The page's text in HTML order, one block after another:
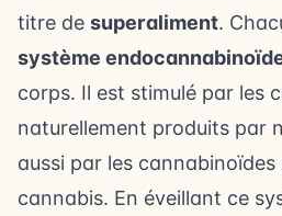
titre de superaliment.
système
corps. Il est stimulé par les
naturellement produits par
aussi par les
cannabis. En éveillant ce